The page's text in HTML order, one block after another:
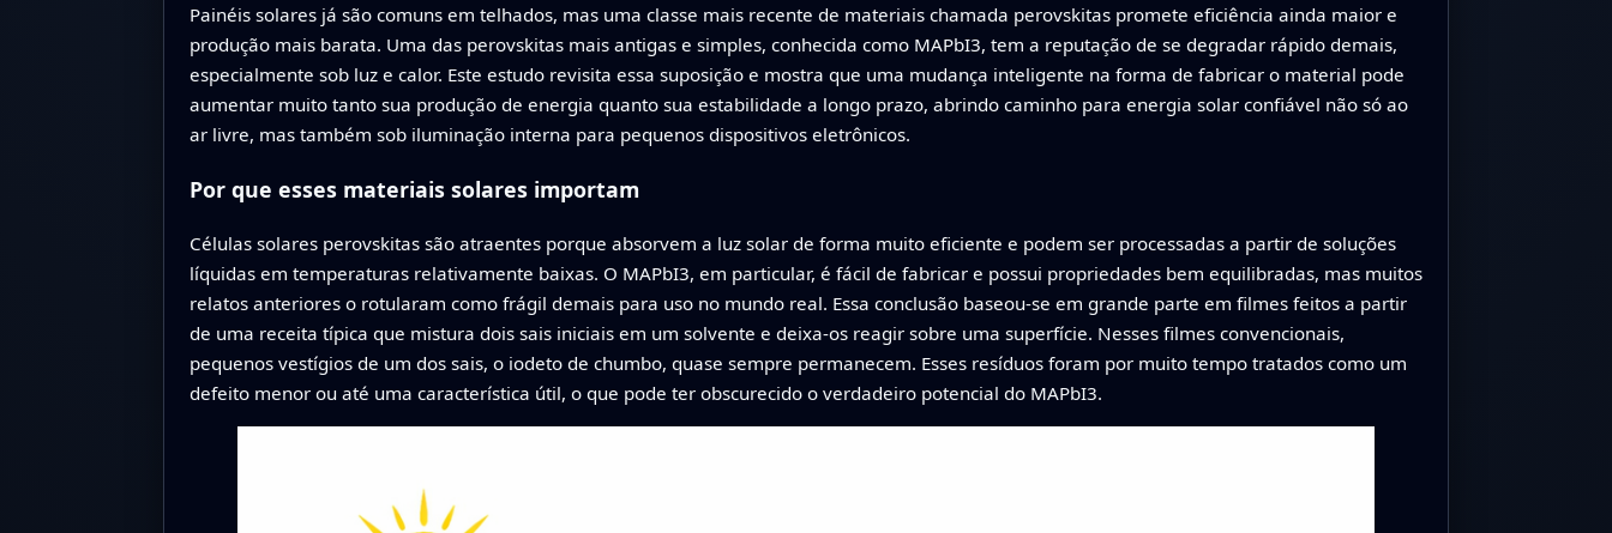
Painéis solares já são comuns em telhados, mas uma classe mais recente de materiais chamada perovskitas promete eficiência ainda maior e
produção mais barata. Uma das perovskitas mais antigas e simples, conhecida como MAPbI3, tem a reputação de se degradar rápido demais,
especialmente sob luz e calor. Este estudo revisita essa suposição e mostra que uma mudança inteligente na forma de fabricar o material pode
aumentar muito tanto sua produção de energia quanto sua estabilidade a longo prazo, abrindo caminho para energia solar confiável não só ao
ar livre, mas também sob iluminação interna para pequenos dispositivos eletrônicos.
Por que esses materiais solares importam
Células solares perovskitas são atraentes porque absorvem a luz solar de forma muito eficiente e podem ser processadas a partir de soluções
líquidas em temperaturas relativamente baixas. O MAPbI3, em particular, é fácil de fabricar e possui propriedades bem equilibradas, mas muitos
relatos anteriores o rotularam como frágil demais para uso no mundo real. Essa conclusão baseou-se em grande parte em filmes feitos a partir
de uma receita típica que mistura dois sais iniciais em um solvente e deixa-os reagir sobre uma superfície. Nesses filmes convencionais,
pequenos vestígios de um dos sais, o iodeto de chumbo, quase sempre permanecem. Esses resíduos foram por muito tempo tratados como um
defeito menor ou até uma característica útil, o que pode ter obscurecido o verdadeiro potencial do MAPbI3.